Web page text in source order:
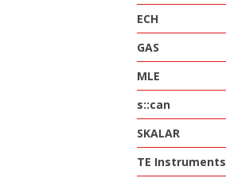
ECH
GAS
MLE
s::can
SKALAR
TE Instruments